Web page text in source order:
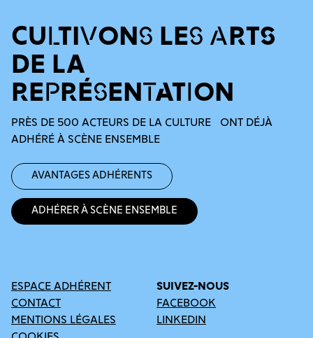
CULTIVONS LES ARTS
DE LA
REPRÉSENTATION
PRÈS DE 500 ACTEURS DE LA CULTURE ONT DÉJÀ
ADHÉRÉ À SCÈNE ENSEMBLE
Avantages adhérents
Adhérer à Scène Ensemble
ESPACE ADHÉRENT
CONTACT
MENTIONS LÉGALES
SUIVEZ-NOUS
FACEBOOK
LINKEDIN